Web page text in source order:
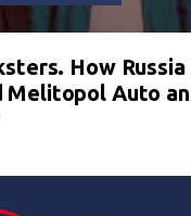
How
Melitopol Auto